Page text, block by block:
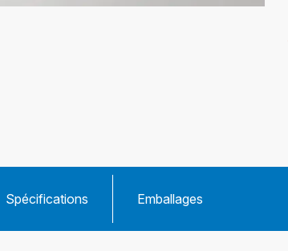
Spécifications Emballages